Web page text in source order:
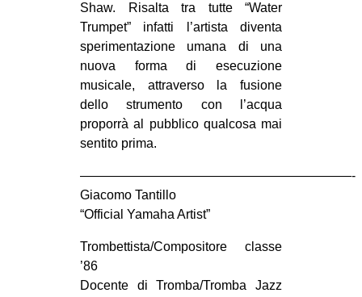
REPRESSIONE
STUDENTI
CULTURE
MUSICA
INTERNAZIONALE
AFRICA
Shaw. Risalta tra tutte “Water
Trumpet” infatti l’artista diventa
sperimentazione umana di una
nuova forma di esecuzione
musicale, attraverso la fusione
dello strumento con l’acqua
proporrà al pubblico qualcosa mai
sentito prima.
—————————————————————-
Giacomo Tantillo
“Official Yamaha Artist”
Trombettista/Compositore classe
’86
Docente di Tromba/Tromba Jazz